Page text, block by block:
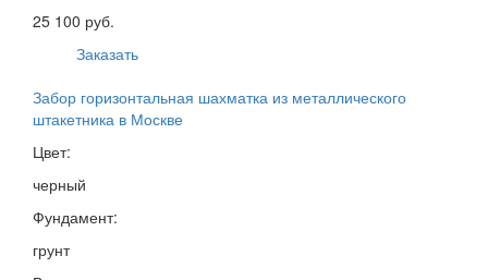
25 100 руб.
Заказать
Забор горизонтальная шахматка из металлического
штакетника в Москве
Цвет:
черный
Фундамент:
грунт